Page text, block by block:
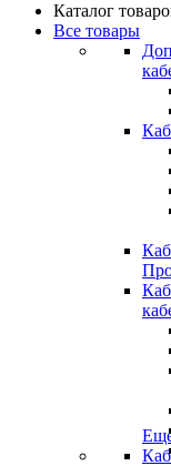
Каталог
Все товары